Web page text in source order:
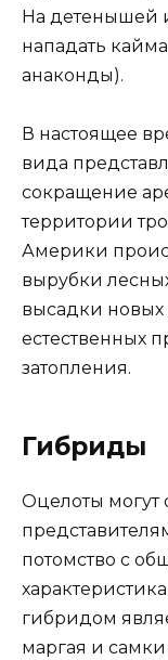
На детенышей
нападать
анаконды).
В настоящее
вида
сокращение
территории
Америки
вырубки
высадки новых
естественных
затопления.
Гибриды
Оцелоты могут
потомство с
гибридом
маргая и